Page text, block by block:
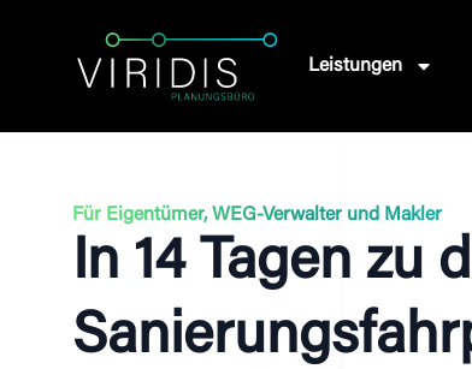
Leistungen
Für Eigentümer, WEG-Verwalter und Makler
In 14 Tagen zu